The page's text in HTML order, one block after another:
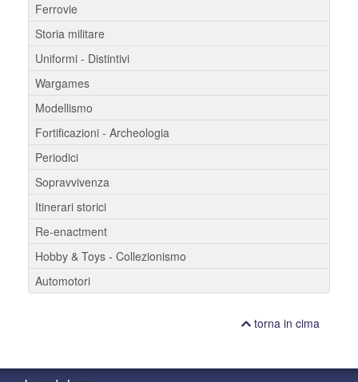
Ferrovie
Storia militare
Uniformi - Distintivi
Wargames
Modellismo
Fortificazioni - Archeologia
Periodici
Sopravvivenza
Itinerari storici
Re-enactment
Hobby & Toys - Collezionismo
Automotori
torna in cima